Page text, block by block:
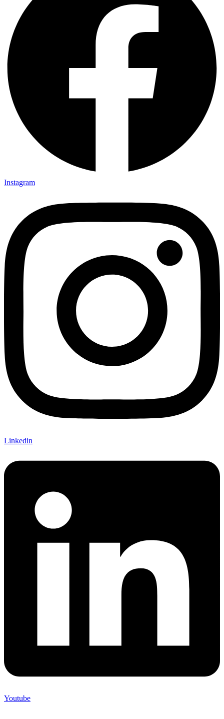
Instagram
Linkedin
Youtube